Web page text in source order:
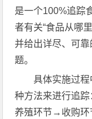
是一个100%追踪
者有关“食品从哪
并给出详尽、可
题。
具体实施过
种方法来进行追
养殖环节→收购